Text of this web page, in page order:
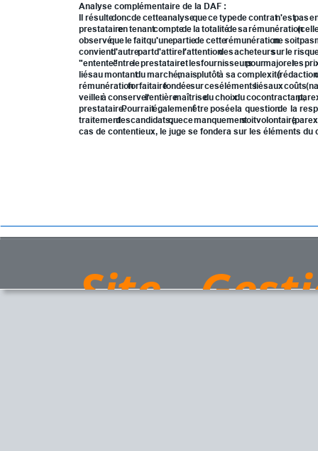
© Site
Analyse complémentaire de la DAF :
Il résultedoncdecetteanalysequecetypedecontratn'estpas
prestataireentenantcomptedelatotalitédesarémunération
observéquelefaitqu'unepartiedecetterémunérationnesoitpas
convientd'autrepartd'attirerl'attentiondesacheteurssurle
"entente"entreleprestataire
etlesfournisseurspourmajorerles
liésaumontantdumarché,maisplutôtà sa complexité(rédaction
rémunérationforfaitairefondéesurcesélémentsliésauxcoûts
veillerà conserverl'entièremaîtriseduchoixducocontractant,par
prestataire.Pourraitégalementêtreposéela questionde la
traitementdescandidats,quecemanquementsoitvolontaire(par
cas de contentieux, le juge se fondera sur les éléments